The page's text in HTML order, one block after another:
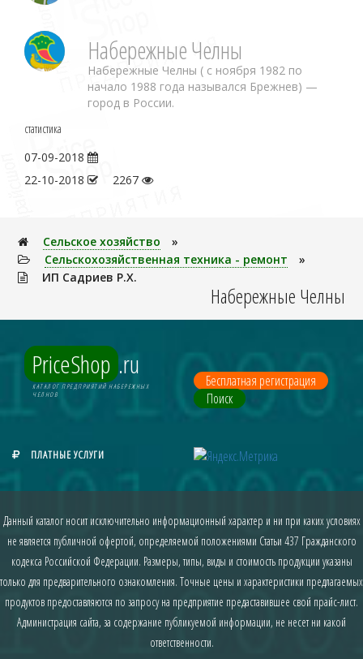
Набережные Челны
Набережные Челны ( с ноября 1982 по
начало 1988 года назывался Брежнев) —
город в России.
статистика
07-09-2018
22-10-2018
2267
Сельское хозяйство
»
Сельскохозяйственная техника - ремонт
»
ИП Садриев Р.Х.
Набережные Челны
PriceShop .ru
КАТАЛОГ ПРЕДПРИЯТИЙ НАБЕРЕЖНЫХ
ЧЕЛНОВ
Бесплатная регистрация
Поиск
ПЛАТНЫЕ УСЛУГИ
Данный каталог носит исключительно информационный характер и ни при каких условиях
не является публичной офертой, определяемой положениями Статьи 437 Гражданского
кодекса Российской Федерации. Размеры, типы, виды и стоимость продукции указаны
только для предварительного ознакомления. Точные цены и характеристики предлагаемых
продуктов предоставляются по запросу на предприятие предаставившее свой прайс-лист.
Администрация сайта, за содержание публикуемой информации, не несет ни какой
ответственности.